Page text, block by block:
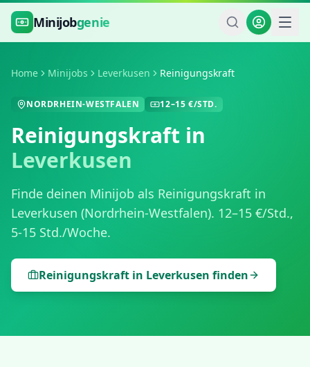
Zum Hauptinhalt springen
Minijobgenie
Home Minijobs Leverkusen Reinigungskraft
NORDRHEIN-WESTFALEN 12–15 €/STD.
Reinigungskraft in
Leverkusen
Finde deinen Minijob als Reinigungskraft in
Leverkusen (Nordrhein-Westfalen). 12–15 €/Std.,
5-15 Std./Woche.
Reinigungskraft in Leverkusen finden